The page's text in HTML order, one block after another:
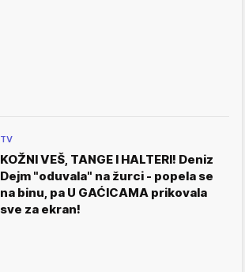
TV
KOŽNI VEŠ, TANGE I HALTERI! Deniz
Dejm "oduvala" na žurci - popela se
na binu, pa U GAĆICAMA prikovala
sve za ekran!